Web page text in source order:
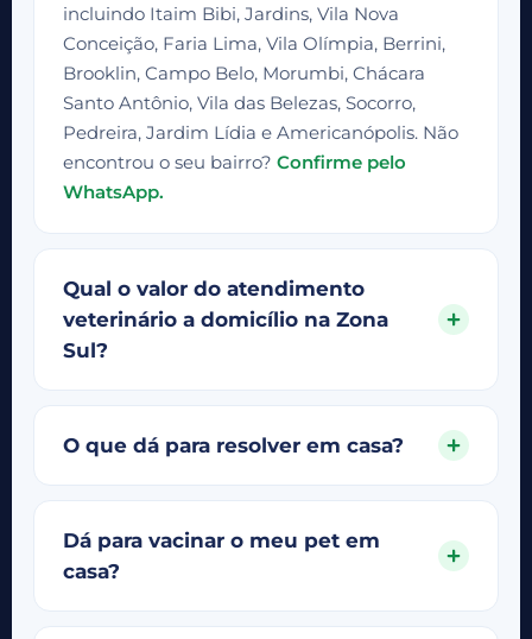
incluindo Itaim Bibi, Jardins, Vila Nova
Conceição, Faria Lima, Vila Olímpia, Berrini,
Brooklin, Campo Belo, Morumbi, Chácara
Santo Antônio, Vila das Belezas, Socorro,
Pedreira, Jardim Lídia e Americanópolis. Não
encontrou o seu bairro? Confirme pelo
WhatsApp.
Qual o valor do atendimento
veterinário a domicílio na Zona
Sul?
O que dá para resolver em casa?
Dá para vacinar o meu pet em
casa?